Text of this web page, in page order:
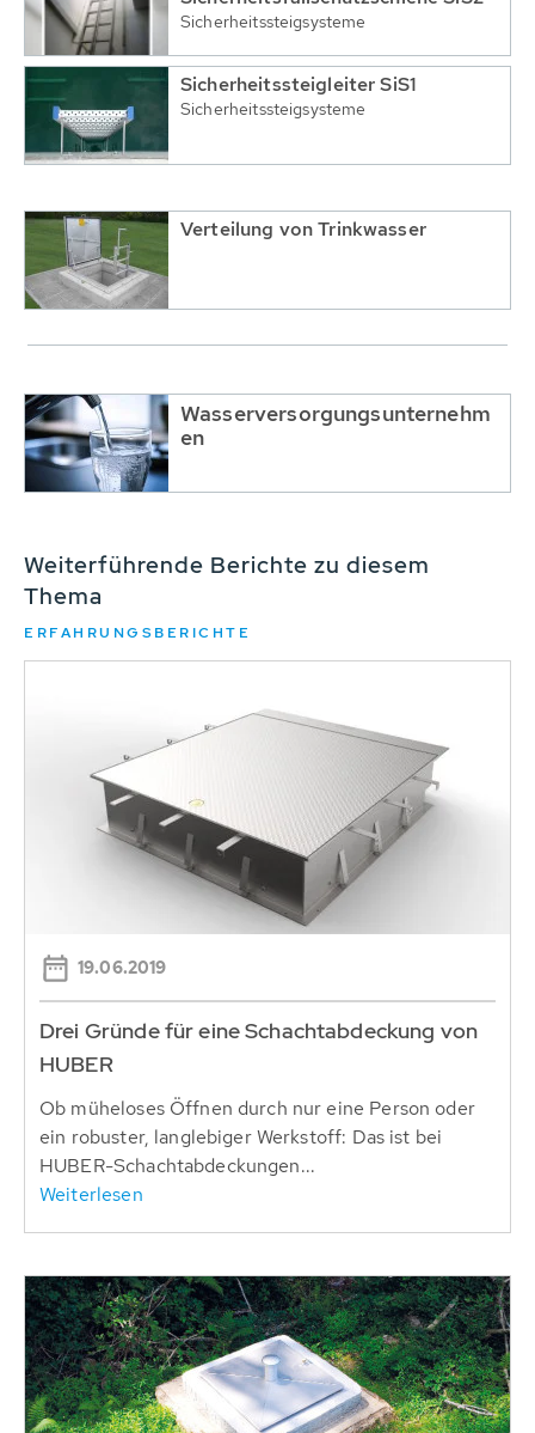
Sicherheitssteigsysteme
Sicherheitssteigleiter SiS1
Sicherheitssteigsysteme
Verteilung von Trinkwasser
Wasserversorgungsunternehm
en
Weiterführende Berichte zu diesem
Thema
ERFAHRUNGSBERICHTE
19.06.2019
Drei Gründe für eine Schachtabdeckung von
HUBER
Ob müheloses Öffnen durch nur eine Person oder
ein robuster, langlebiger Werkstoff: Das ist bei
HUBER-Schachtabdeckungen...
Weiterlesen